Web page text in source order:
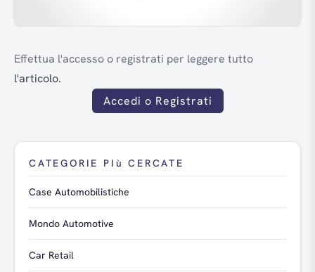
Effettua l'accesso o registrati per leggere tutto
l'articolo.
Accedi o Registrati
CATEGORIE PIù CERCATE
Case Automobilistiche
Mondo Automotive
Car Retail